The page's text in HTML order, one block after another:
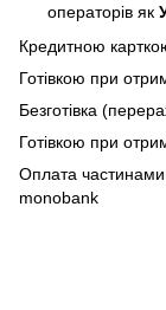
операторів як
Кредитною
Готівкою при
Безготівка
Готівкою при
Оплата частинами
monobank